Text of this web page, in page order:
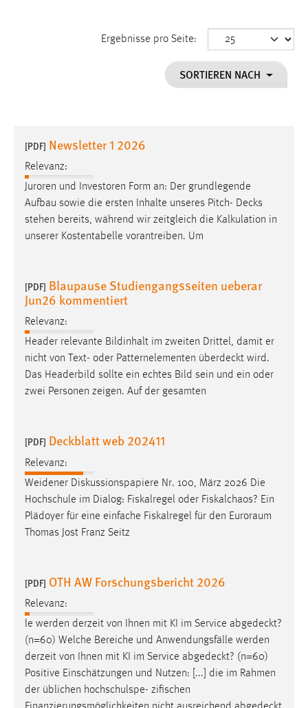
Ergebnisse pro Seite:
SORTIEREN NACH
[PDF] Newsletter 1 2026
Relevanz:
Juroren und Investoren Form an: Der grundlegende
Aufbau sowie die ersten Inhalte unseres Pitch- Decks
stehen bereits, während wir zeitgleich die Kalkulation in
unserer Kostentabelle vorantreiben. Um
[PDF] Blaupause Studiengangsseiten ueberar
Jun26 kommentiert
Relevanz:
Header relevante Bildinhalt im zweiten Drittel, damit er
nicht von Text- oder Patternelementen überdeckt wird.
Das Headerbild sollte ein echtes Bild sein und ein oder
zwei Personen zeigen. Auf der gesamten
[PDF] Deckblatt web 202411
Relevanz:
Weidener Diskussionspapiere Nr. 100, März 2026 Die
Hochschule im Dialog: Fiskalregel oder Fiskalchaos? Ein
Plädoyer für eine einfache Fiskalregel für den Euroraum
Thomas Jost Franz Seitz
[PDF] OTH AW Forschungsbericht 2026
Relevanz:
le werden derzeit von Ihnen mit KI im Service abgedeckt?
(n=60) Welche Bereiche und Anwendungsfälle werden
derzeit von Ihnen mit KI im Service abgedeckt? (n=60)
Positive Einschätzungen und Nutzen: [...] die im Rahmen
der üblichen hochschulspe- zifischen
cookie_consent
Dieser Cookie speichert die ausgewählten Einverständnis-
Performance
Name:
Zweck:
Sprachpräferenz
Name:
Zweck:
Das Cookie speichert die gewählte Sprache der Website.
Chat
Name:
MibewSessionID, MIBEW_UserID, mibew_locale, mibew-
chat-frame-style-5e9dbeb1811c0446
MibewSessionID, mibew-chat-frame-style-
5e9dbeb1811c0446 = Sitzungslaufzeit, mibew_locale = 3
Jahre, MIBEW_UserID = 1 Jahr
Login